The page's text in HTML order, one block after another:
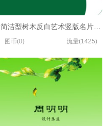
简洁型树木反白艺术竖版名片设计
图币(0) 流量(1425)